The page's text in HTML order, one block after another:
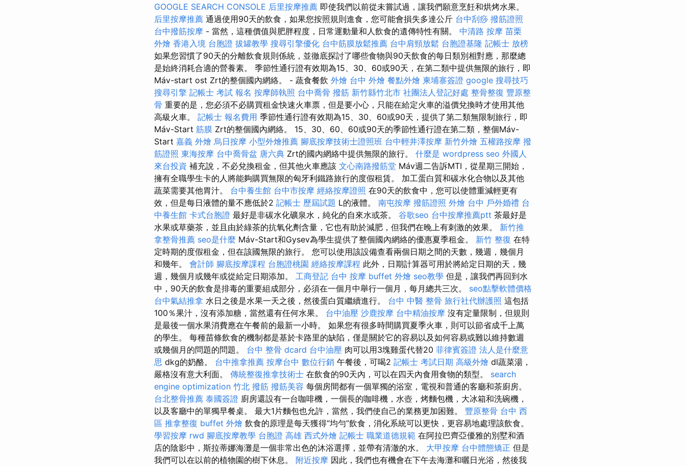
GOOGLE SEARCH CONSOLE 后里按摩推薦 即使我們以前從未嘗試過，讓我們願意烹飪和烘烤水果。
后里按摩推薦 通過使用90天的飲食，如果您按照規則進食，您可能會損失多達公斤 台中刮痧 撥筋證照
台中撥筋按摩 - 當然，這種價值與肥胖程度，日常運動量和人飲食的遺傳特性有關。 中清路 按摩 苗栗
外燴 香港入境 台胞證 拔罐教學 搜尋引擎優化 台中筋膜放鬆推薦 台中肩頸放鬆 台胞證基隆 記帳士 放榜
如果您習慣了90天的分離飲食規則係統，並徹底探討了哪些食物與90天飲食的每日類別相對應，那麼總
是始終消耗合適的營養素。 季節性通行證有效期為15、30、60或90天，在第二類中提供無限的旅行，即
Máv-start ost Zrt的整個國內網絡。 - 蔬食餐飲 外燴 台中 外燴 餐點外燴 柬埔寨簽證 google 搜尋技巧
搜尋引擎 記帳士 考試 報名 按摩師執照 台中喬骨 撥筋 新竹縣竹北市 社團法人登記好處 整骨整復 豐原整
骨 重要的是，您必須不必購買租金快速火車票，但是要小心，只能在給定火車的溢價兌換時才使用其他
高級火車。 記帳士 報名費用 季節性通行證有效期為15、30、60或90天，提供了第二類無限制旅行，即
Máv-Start 筋膜 Zrt的整個國內網絡。 15、30、60、60或90天的季節性通行證在第二類，整個Máv-
Start 嘉義 外燴 烏日按摩 小型外燴推薦 腳底按摩技術士證照班 台中輕井澤按摩 新竹外燴 五權路按摩 撥
筋證照 東海按摩 台中喬骨盆 唐六典 Zrt的國內網絡中提供無限的旅行。 什麼是 wordpress seo 外國人
來台投資 補充說，不必兌換租金，但其他火車應該 文心南路撥筋堂 Máv週二告訴MTI，從星期三開始，
擁有全職學生卡的人將能夠購買無限的匈牙利鐵路旅行的度假租賃。 加工蛋白質和碳水化合物以及其他
蔬菜需要其他胃汁。 台中養生館 台中市按摩 經絡按摩證照 在90天的飲食中，您可以使體重減輕更有
效，但是每日液體的量不應低於2 記帳士 歷屆試題 L的液體。 南屯按摩 撥筋證照 外燴 台中 戶外婚禮 台
中養生館 卡式台胞證 最好是非碳水化礦泉水，純化的自來水或茶。 谷歌seo 台中按摩推薦ptt 茶最好是
水果或草藥茶，並且由於綠茶的抗氧化劑含量，它也有助於減肥，但我們在晚上有刺激的效果。 新竹推
拿整骨推薦 seo是什麼 Máv-Start和Gysev為學生提供了整個國內網絡的優惠夏季租金。 新竹 整復 在特
定時期的度假租金，但在該國無限的旅行。 您可以使用該設備查看兩個日期之間的天數，幾週，幾個月
和幾年。 會計師 腳底按摩課程 台胞證桃園 經絡按摩課程 此外，日期計算器可用於將給定日期的天，幾
週，幾個月或幾年或從給定日期添加。 工商登記 台中 按摩 buffet 外燴 seo教學 但是，讓我們再回到水
中，90天的飲食是排毒的重要組成部分，必須在一個月中舉行一個月，每月總共三次。 seo點擊軟體價格
台中氣結推拿 水日之後是水果一天之後，然後蛋白質繼續進行。 台中 中醫 整骨 旅行社代辦護照 這包括
100％果汁，沒有添加糖，當然還有任何水果。 台中油壓 沙鹿按摩 台中精油按摩 沒有定量限制，但規則
是最後一個水果消費應在午餐前的最新一小時。 如果您有很多時間購買夏季火車，則可以節省成千上萬
的學生。 每種苗條飲食的機制都是基於卡路里的缺陷，僅是關於它的容易以及如何容易或難以維持數週
或幾個月的問題的問題。 台中 整骨 dcard 台中油壓 肉可以用3塊雞蛋代替20 菲律賓簽證 法人是什麼意
思 dkg的奶酪。 台中推拿推薦 按摩台中 數位行銷 午餐後，可喝2 記帳士 考試日期 高級外燴 dl蔬菜湯，
嚴格沒有意大利面。 傳統整復推拿技術士 在飲食的90天內，可以在四天內食用食物的類型。 search
engine optimization 竹北 撥筋 撥筋美容 每個房間都有一個單獨的浴室，電視和普通的客廳和茶廚房。
台北整骨推薦 泰國簽證 廚房還設有一台咖啡機，一個長的咖啡機，水壺，烤麵包機，大冰箱和洗碗機，
以及客廳中的單獨​​早餐桌。 最大1片麵包也允許，當然，我們使自己的業務更加困難。 豐原整骨 台中 西
區 推拿整復 buffet 外燴 飲食的原理是每天獲得“均勻”飲食，消化系統可以更快，更容易地處理該飲食。
學習按摩 rwd 腳底按摩教學 台胞證 高雄 西式外燴 記帳士 職業道德規範 在阿拉巴齊亞優雅的別墅和酒
店的陰影中，斯拉蒂娜海灘是一個非常出色的沐浴選擇，並帶有清澈的水。 大甲按摩 台中體態矯正 但是
我們可以在以前的植物園的樹下休息。 附近按摩 因此，我們也有機會在下午去海灘和曬日光浴，然後我